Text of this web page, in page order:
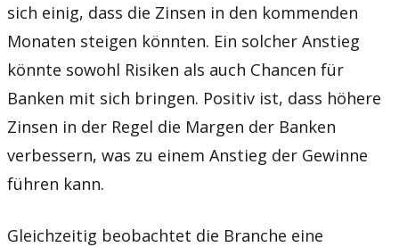
sich einig, dass die Zinsen in den kommenden
Monaten steigen könnten. Ein solcher Anstieg
könnte sowohl Risiken als auch Chancen für
Banken mit sich bringen. Positiv ist, dass höhere
Zinsen in der Regel die Margen der Banken
verbessern, was zu einem Anstieg der Gewinne
führen kann.
Gleichzeitig beobachtet die Branche eine